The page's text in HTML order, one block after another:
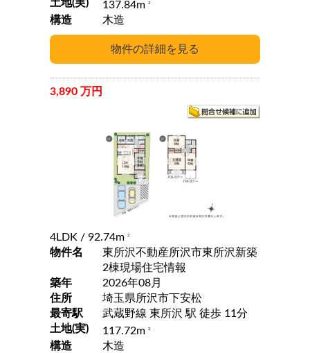
土地(実)
137.84m 2
構造 木造
3,890 万円
4LDK / 92.74m 2
物件名
東所沢不動産所沢市東所沢新築
2棟現場住宅情報
築年
2026年08月
住所
埼玉県所沢市下安松
最寄駅
武蔵野線 東所沢 駅 徒歩 11分
土地(実)
117.72m 2
構造 木造